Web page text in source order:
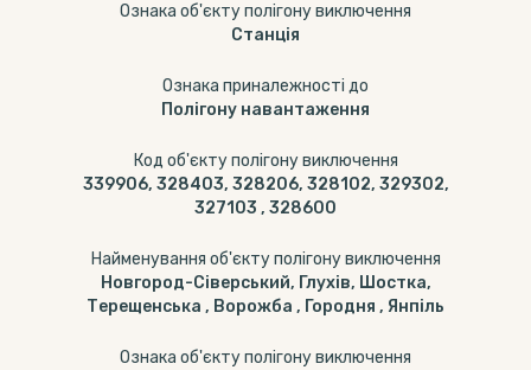
Ознака об'єкту полігону виключення
Станція
Ознака приналежності до
Полігону навантаження
Код об'єкту полігону виключення
339906, 328403, 328206, 328102, 329302,
327103 , 328600
Найменування об'єкту полігону виключення
Новгород-Сіверський, Глухів, Шостка,
Терещенська , Ворожба , Городня , Янпіль
Ознака об'єкту полігону виключення